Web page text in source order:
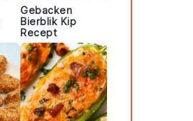
Gebacken
Bierblik Kip
Recept